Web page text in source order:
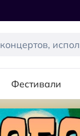
Фестивали